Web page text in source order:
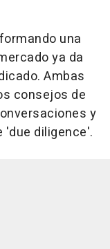
una
ya da
Ambas
consejos de
y
'due diligence'.